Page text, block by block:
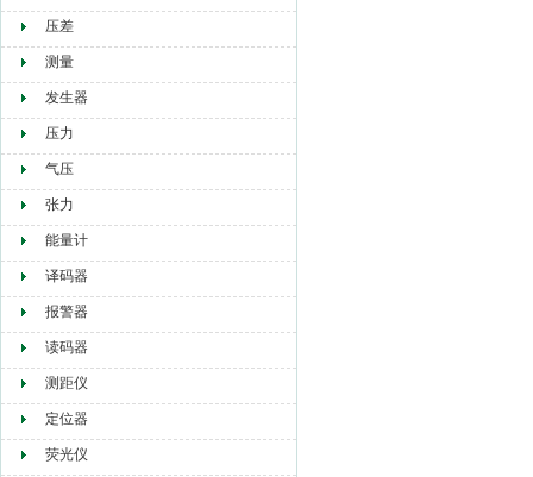
压差
测量
发生器
压力
气压
张力
能量计
译码器
报警器
读码器
测距仪
定位器
荧光仪